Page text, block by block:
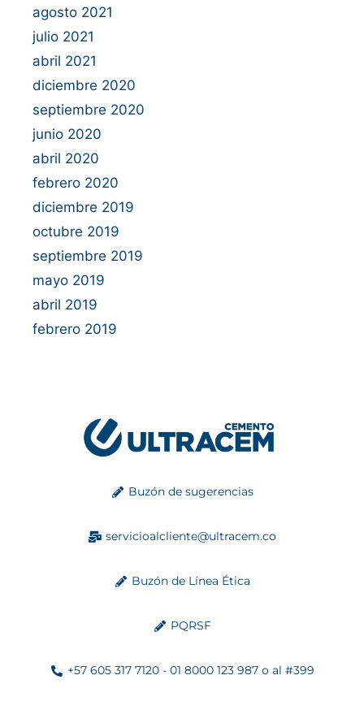
agosto 2021
julio 2021
abril 2021
diciembre 2020
septiembre 2020
junio 2020
abril 2020
febrero 2020
diciembre 2019
octubre 2019
septiembre 2019
mayo 2019
abril 2019
febrero 2019
Buzón de sugerencias
servicioalcliente@ultracem.co
Buzón de Línea Ética
PQRSF
+57 605 317 7120 - 01 8000 123 987 o al #399